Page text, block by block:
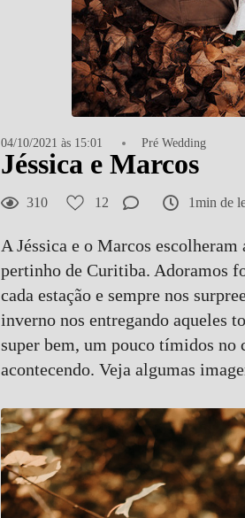
04/10/2021 às 15:01 Pré Wedding
Jéssica e Marcos
310 12 1min de
A Jéssica e o Marcos
pertinho de Curitiba. Adoramos
cada estação e sempre nos
inverno nos entregando aqueles
super bem, um pouco tímidos no
acontecendo. Veja algumas